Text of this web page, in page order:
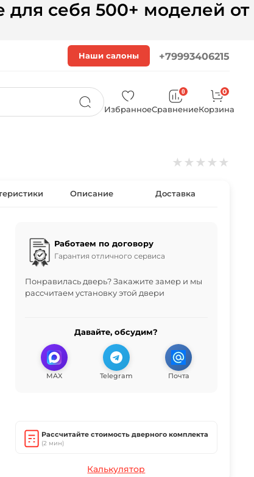
себя 500+ моделей от
Наши салоны +79993406215
Избранное
0
Сравнение
0
Корзина
★ ★ ★ ★ ★
Описание Доставка
Работаем по договору
Гарантия отличного сервиса
Понравилась дверь? Закажите замер и мы
рассчитаем установку этой двери
Давайте, обсудим?
MAX Telegram Почта
Рассчитайте стоимость дверного комплекта
(2 мин)
Калькулятор